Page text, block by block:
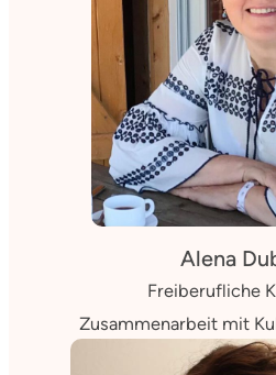
Alena
Freiberufliche
Zusammenarbeit mit